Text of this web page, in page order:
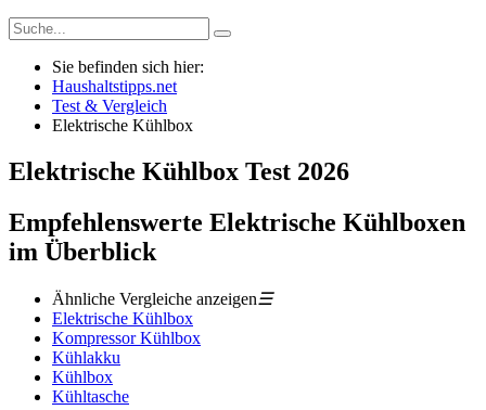
Sie befinden sich hier:
Haushaltstipps.net
Test & Vergleich
Elektrische Kühlbox
Elektrische Kühlbox Test 2026
Empfehlenswerte Elektrische Kühlboxen
im Überblick
Ähnliche Vergleiche anzeigen☰
Elektrische Kühlbox
Kompressor Kühlbox
Kühlakku
Kühlbox
Kühltasche